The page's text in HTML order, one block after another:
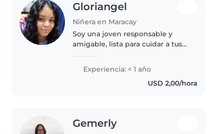
Gloriangel
Niñera en Maracay
Soy una joven responsable y
amigable, lista para cuidar a tus
soy nueva en esto, tengo
habilidades como dibujar, leer
cuentos, hacer manualidades, y..
Experiencia: < 1 año
USD 2,00/hora
Gemerly